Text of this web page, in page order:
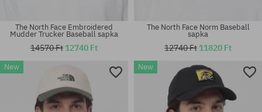
univerzális méret univerzális méret
The North Face Embroidered
Mudder Trucker Baseball sapka
14570 Ft 12740 Ft
The North Face Norm Baseball
sapka
12740 Ft 11820 Ft
New New